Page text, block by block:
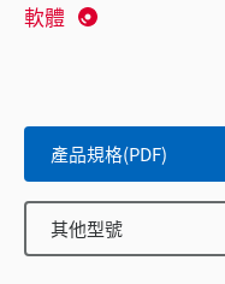
軟體
產品規格(PDF)
其他型號